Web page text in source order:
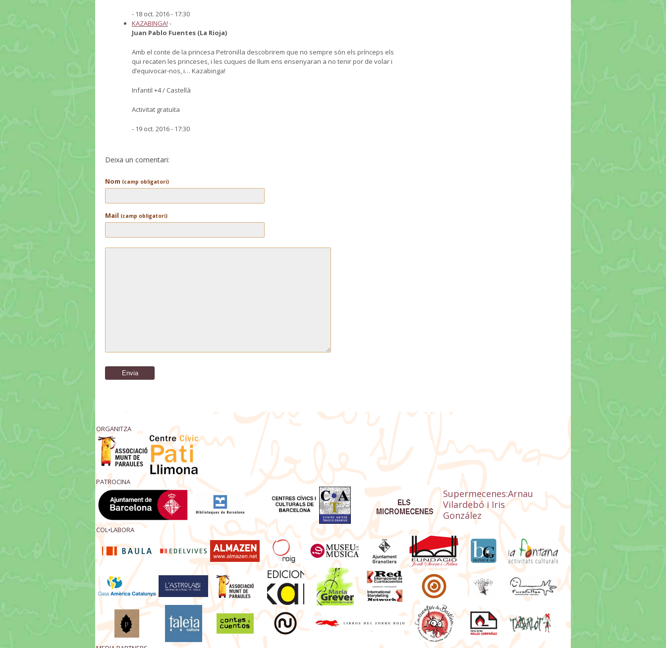
- 18 oct. 2016 - 17:30
KAZABINGA! -
Juan Pablo Fuentes (La Rioja)
Amb el conte de la princesa Petronil·la descobrirem que no sempre són els prínceps els
qui recaten les princeses, i les cuques de llum ens ensenyaran a no tenir por de volar i
d’equivocar-nos, i… Kazabinga!
Infantil +4 / Castellà
Activitat gratuïta
- 19 oct. 2016 - 17:30
Deixa un comentari:
Nom (camp obligatori)
Mail (camp obligatori)
ORGANITZA
PATROCINA
Supermecenes:Arnau
Vilardebó i Iris
González
COL•LABORA